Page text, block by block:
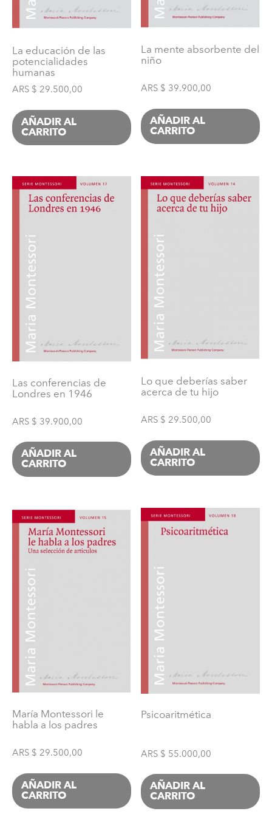
La educación de las
potencialidades
humanas
ARS $ 29.500,00
AÑADIR AL
CARRITO
La mente absorbente del
niño
ARS $ 39.900,00
AÑADIR AL
CARRITO
Las conferencias de
Londres en 1946
ARS $ 39.900,00
AÑADIR AL
CARRITO
Lo que deberías saber
acerca de tu hijo
ARS $ 29.500,00
AÑADIR AL
CARRITO
María Montessori le
habla a los padres
ARS $ 29.500,00
AÑADIR AL
CARRITO
Psicoaritmética
ARS $ 55.000,00
AÑADIR AL
CARRITO